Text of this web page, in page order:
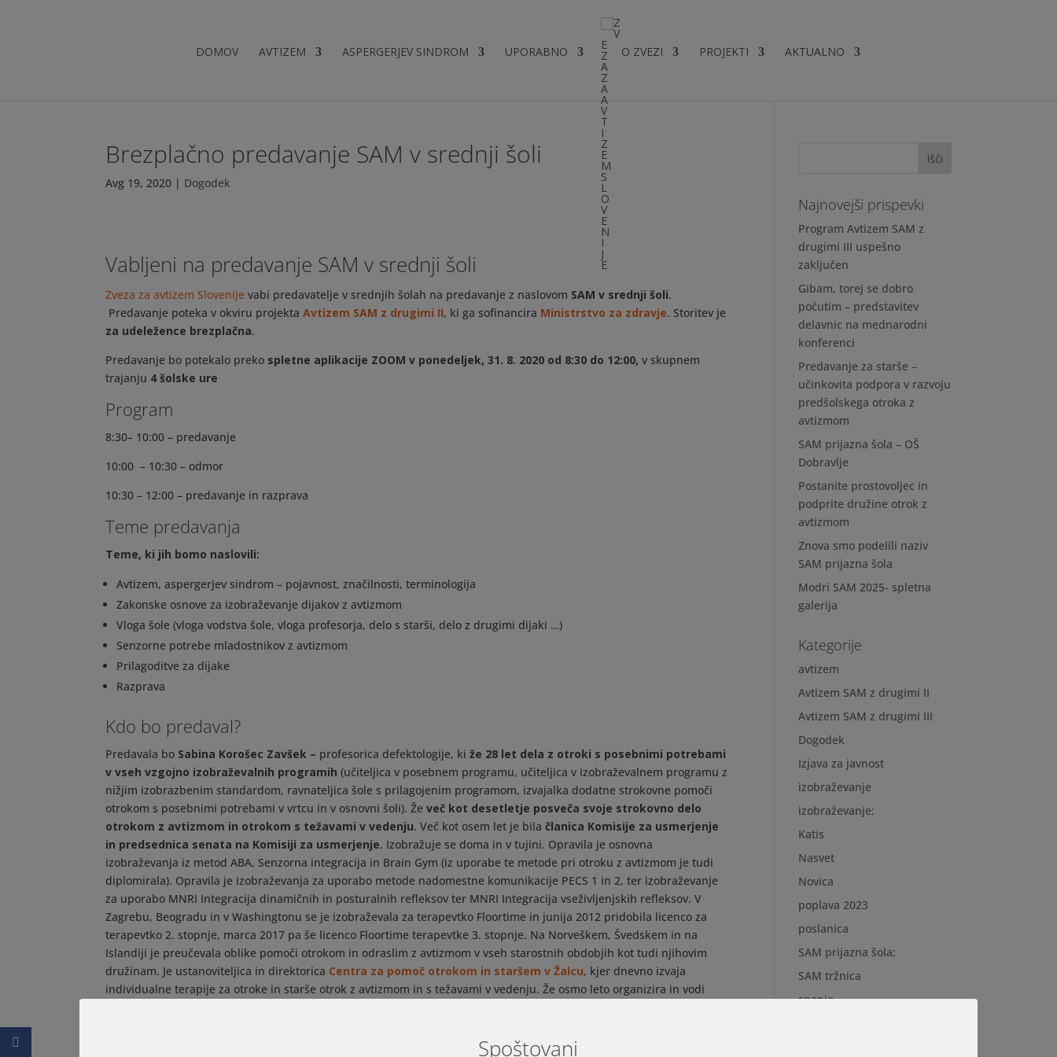
DOMOV AVTIZEM ASPERGERJEV SINDROM UPORABNO O ZVEZI PROJEKTI AKTUALNO
Brezplačno predavanje SAM v srednji šoli
Avg 19, 2020 | Dogodek
Vabljeni na predavanje SAM v srednji šoli
Zveza za avtizem Slovenije vabi predavatelje v srednjih šolah na predavanje z naslovom SAM v srednji šoli.
Predavanje poteka v okviru projektaAvtizem SAM z drugimi II, ki ga sofinancira Ministrstvo za zdravje. Storitev je
za udeležence brezplačna.
Predavanje bo potekalo preko spletne aplikacije ZOOM v ponedeljek, 31. 8. 2020 od 8:30 do 12:00, v skupnem
trajanju 4 šolske ure
Program
8:30– 10:00 – predavanje
10:00 – 10:30 – odmor
10:30 – 12:00 – predavanje in razprava
Teme predavanja
Teme, ki jih bomo naslovili:
Avtizem, aspergerjev sindrom – pojavnost, značilnosti, terminologija
Zakonske osnove za izobraževanje dijakov z avtizmom
Vloga šole (vloga vodstva šole, vloga profesorja, delo s starši, delo z drugimi dijaki …)
Senzorne potrebe mladostnikov z avtizmom
Prilagoditve za dijake
Razprava
Kdo bo predaval?
Predavala bo Sabina Korošec Zavšek – profesorica defektologije, kiže 28 let dela z otroki s posebnimi potrebami
v vseh vzgojno izobraževalnih programih (učiteljica v posebnem programu, učiteljica v izobraževalnem programu z
nižjim izobrazbenim standardom, ravnateljica šole s prilagojenim programom, izvajalka dodatne strokovne pomoči
otrokom s posebnimi potrebami v vrtcu in v osnovni šoli). Ževeč kot desetletje posveča svoje strokovno delo
otrokom z avtizmom in otrokom s težavami v vedenju. Več kot osem let je bilačlanica Komisije za usmerjenje
in predsednica senata na Komisiji za usmerjenje. Izobražuje se doma in v tujini. Opravila je osnovna
izobraževanja iz metod ABA, Senzorna integracija in Brain Gym (iz uporabe te metode pri otroku z avtizmom je tudi
diplomirala). Opravila je izobraževanja za uporabo metode nadomestne komunikacije PECS 1 in 2, ter izobraževanje
za uporabo MNRI Integracija dinamičnih in posturalnih refleksov ter MNRI Integracija vseživljenjskih refleksov. V
Zagrebu, Beogradu in v Washingtonu se je izobraževala za terapevtko Floortime in junija 2012 pridobila licenco za
terapevtko 2. stopnje, marca 2017 pa še licenco Floortime terapevtke 3. stopnje. Na Norveškem, Švedskem in na
Islandiji je preučevala oblike pomoči otrokom in odraslim z avtizmom v vseh starostnih obdobjih kot tudi njihovim
družinam. Je ustanoviteljica in direktorica Centra za pomoč otrokom in staršem v Žalcu, kjer dnevno izvaja
individualne terapije za otroke in starše otrok z avtizmom in s težavami v vedenju. Že osmo leto organizira in vodi
Alma Mater Europaea predavala za strokovne delavce in starše. Za strokovne delavce vrtcev in šol ter starše je trikrat
Najnovejši prispevki
Program Avtizem SAM z
drugimi III uspešno
zaključen
Gibam, torej se dobro
počutim – predstavitev
delavnic na mednarodni
konferenci
Predavanje za starše –
učinkovita podpora v razvoju
predšolskega otroka z
avtizmom
SAM prijazna šola – OŠ
Dobravlje
Postanite prostovoljec in
podprite družine otrok z
avtizmom
Znova smo podelili naziv
SAM prijazna šola
Modri SAM 2025- spletna
galerija
Kategorije
avtizem
Avtizem SAM z drugimi II
Avtizem SAM z drugimi III
Dogodek
Izjava za javnost
izobraževanje
izobraževanje;
Katis
Nasvet
Novica
poplava 2023
poslanica
SAM prijazna šola;
SAM tržnica
spanje
Spoštovani